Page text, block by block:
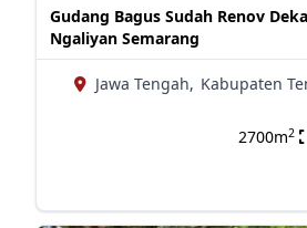
Gudang Bagus Sudah Renov
Ngaliyan Semarang
Jawa Tengah, Kabupaten
2700m2